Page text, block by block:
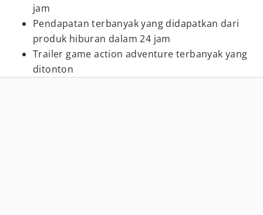
jam
Pendapatan terbanyak yang didapatkan dari
produk hiburan dalam 24 jam
Trailer game action adventure terbanyak yang
ditonton